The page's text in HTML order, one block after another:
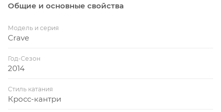
Общие и основные свойства
Модель и серия
Crave
Год-Сезон
2014
Стиль катания
Кросс-кантри